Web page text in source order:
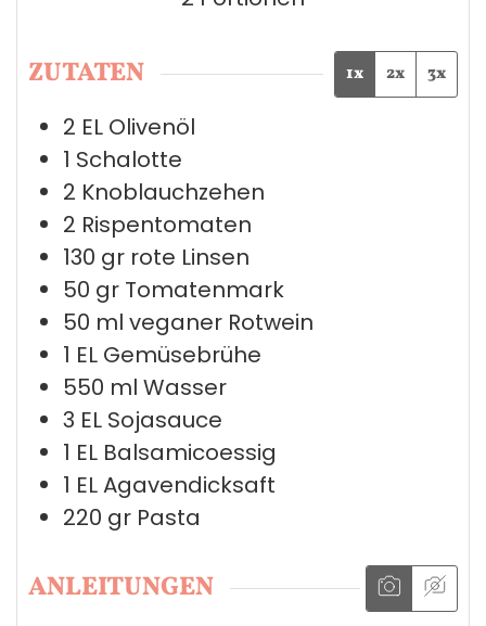
ZUTATEN 1x 2x 3x
2 EL Olivenöl
1 Schalotte
2 Knoblauchzehen
2 Rispentomaten
130 gr rote Linsen
50 gr Tomatenmark
50 ml veganer Rotwein
1 EL Gemüsebrühe
550 ml Wasser
3 EL Sojasauce
1 EL Balsamicoessig
1 ELAgavendicksaft
220 gr Pasta
ANLEITUNGEN